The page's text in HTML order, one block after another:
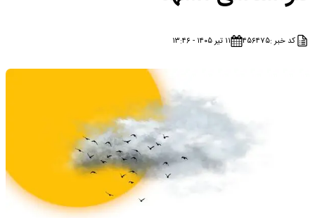
کد خبر :۴۵۶۴۷۵ ۱۱ تیر ۱۴۰۵ - ۱۳:۴۶